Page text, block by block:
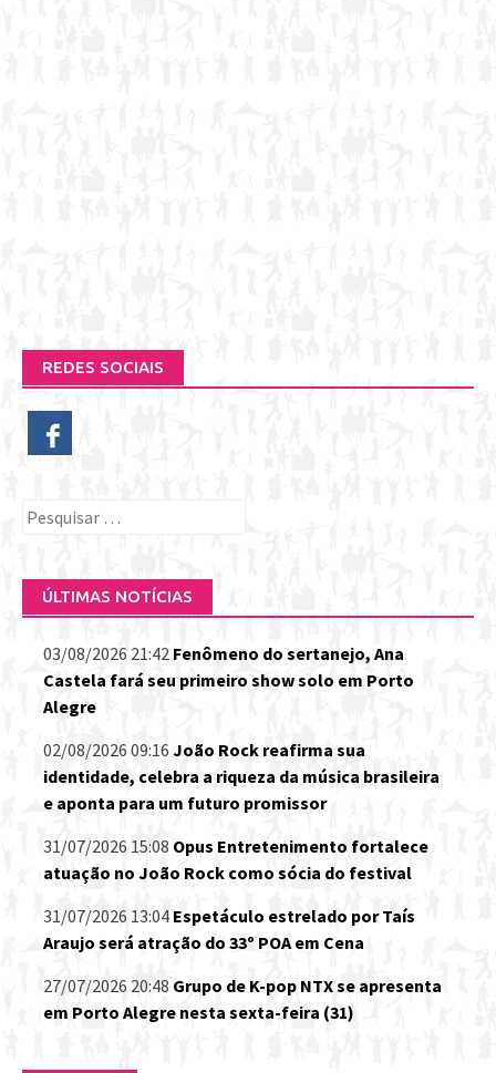
REDES SOCIAIS
Pesquisar
ÚLTIMAS NOTÍCIAS
03/08/2026 21:42 Fenômeno do sertanejo, Ana
Castela fará seu primeiro show solo em Porto
Alegre
02/08/2026 09:16 João Rock reafirma sua
identidade, celebra a riqueza da música brasileira
e aponta para um futuro promissor
31/07/2026 15:08 Opus Entretenimento fortalece
atuação no João Rock como sócia do festival
31/07/2026 13:04 Espetáculo estrelado por Taís
Araujo será atração do 33º POA em Cena
27/07/2026 20:48 Grupo de K-pop NTX se apresenta
em Porto Alegre nesta sexta-feira (31)